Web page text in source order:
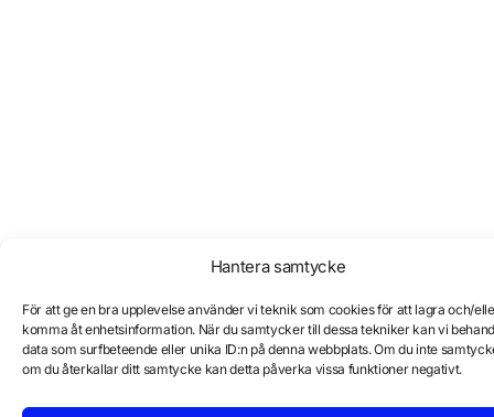
Hantera samtycke
För att ge en bra upplevelse använder vi teknik som cookies för att lagra och/
komma åt enhetsinformation. När du samtycker till dessa tekniker kan vi
data som surfbeteende eller unika ID:n på denna webbplats. Om du inte
om du återkallar ditt samtycke kan detta påverka vissa funktioner negativt.